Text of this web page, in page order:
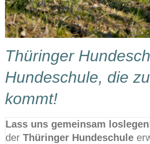
Thüringer
Hundeschule, die
kommt!
Lass uns gemeinsam
derThüringer Hundeschule